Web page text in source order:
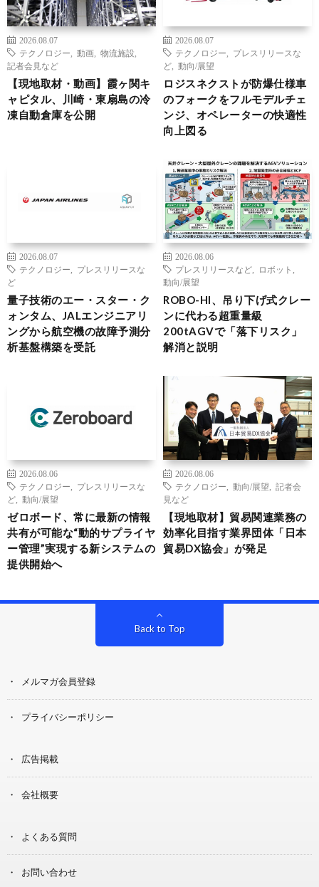
2026.08.07
テクノロジー
動画 物流施設
記者会見など
【現地取材・動画】霞ヶ関キ
ャピタル、川崎・東扇島の冷
凍自動倉庫を公開
2026.08.07
テクノロジー
プレスリリースな
ど
動向/展望
ロジスネクストが防爆仕様車
のフォークをフルモデルチェ
ンジ、オペレーターの快適性
向上図る
2026.08.07
テクノロジー
プレスリリースな
ど
量子技術のエー・スター・ク
ォンタム、JALエンジニアリ
ングから航空機の故障予測分
析基盤構築を受託
2026.08.06
プレスリリースなど
ロボット
動向/展望
ROBO-HI、吊り下げ式クレー
ンに代わる超重量級
200tAGVで「落下リスク」
解消と説明
2026.08.06
テクノロジー
プレスリリースな
ど
動向/展望
ゼロボード、常に最新の情報
共有が可能な“動的サプライヤ
ー管理”実現する新システムの
提供開始へ
2026.08.06
テクノロジー
動向/展望
記者会
見など
【現地取材】貿易関連業務の
効率化目指す業界団体「日本
貿易DX協会」が発足
Back to Top
メルマガ会員登録
プライバシーポリシー
広告掲載
会社概要
よくある質問
お問い合わせ